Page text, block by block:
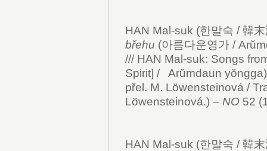
HAN Mal-suk (한말숙 / 韓
břehu (아름다운영가 /
/// HAN Mal-suk: Songs
Spirit] / Arŭmdaun
přel. M. Löwensteinová /
Löwensteinová.) – NO 52
HAN Mal-suk (한말숙 / 韓